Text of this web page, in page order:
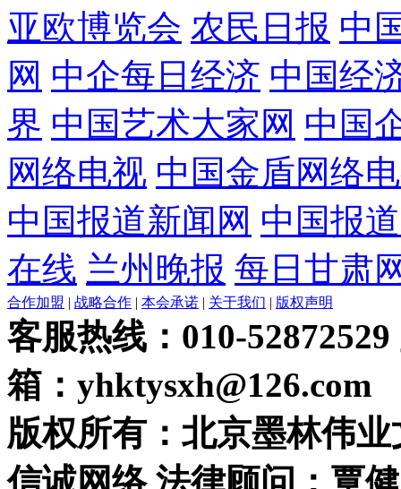
亚欧博览会 农民日报 中
网 中企每日经济 中国经
界 中国艺术大家网 中国
网络电视 中国金盾网络
中国报道新闻网 中国报
在线 兰州晚报 每日甘肃
合作加盟 | 战略合作 | 本会承诺 | 关于我们 | 版权声明
客服热线：010-
箱：yhktysxh@126.com
版权所有：北京墨林伟